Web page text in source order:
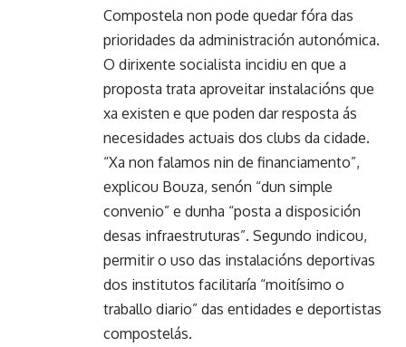
Compostela non pode quedar fóra das
prioridades da administración autonómica.
O dirixente socialista incidiu en que a
proposta trata aproveitar instalacións que
xa existen e que poden dar resposta ás
necesidades actuais dos clubs da cidade.
“Xa non falamos nin de financiamento”,
explicou Bouza, senón “dun simple
convenio” e dunha “posta a disposición
desas infraestruturas”. Segundo indicou,
permitir o uso das instalacións deportivas
dos institutos facilitaría “moitísimo o
traballo diario” das entidades e deportistas
compostelás.